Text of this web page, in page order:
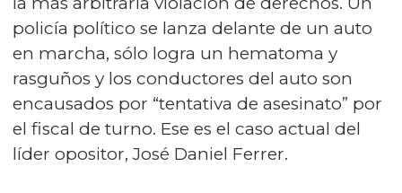
policía político se lanza delante de un auto
en marcha, sólo logra un hematoma y
rasguños y los conductores del auto son
encausados por “tentativa de asesinato” por
el fiscal de turno. Ese es el caso actual del
líder opositor, José Daniel Ferrer.